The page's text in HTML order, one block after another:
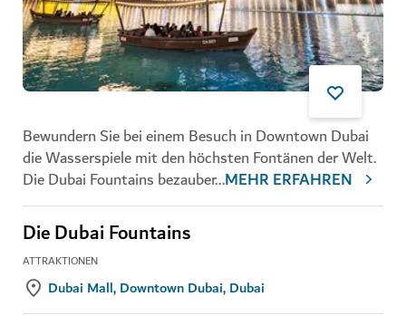
Bewundern Sie bei einem Besuch in Downtown Dubai
die Wasserspiele mit den höchsten Fontänen der Welt.
Die Dubai Fountains bezauber...MEHR ERFAHREN
Die Dubai Fountains
ATTRAKTIONEN
Dubai Mall, Downtown Dubai, Dubai